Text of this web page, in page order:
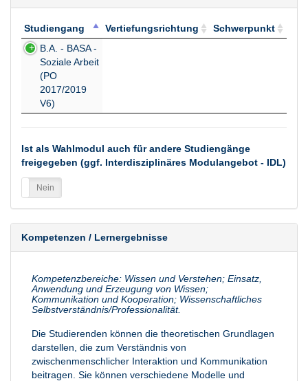
Studiengang Vertiefungsrichtung
Schwerpunkt
Studiengang
B.A. - BASA -
Soziale Arbeit
(PO
2017/2019
V6)
Ist als Wahlmodul auch für andere Studiengänge
freigegeben (ggf. Interdisziplinäres Modulangebot - IDL)
Nein
Kompetenzen / Lernergebnisse
Kompetenzbereiche: Wissen und Verstehen; Einsatz,
Anwendung und Erzeugung von Wissen;
Kommunikation und Kooperation; Wissenschaftliches
Selbstverständnis/Professionalität.
Die Studierenden können die theoretischen Grundlagen
darstellen, die zum Verständnis von
zwischenmenschlicher Interaktion und Kommunikation
beitragen. Sie können verschiedene Modelle und